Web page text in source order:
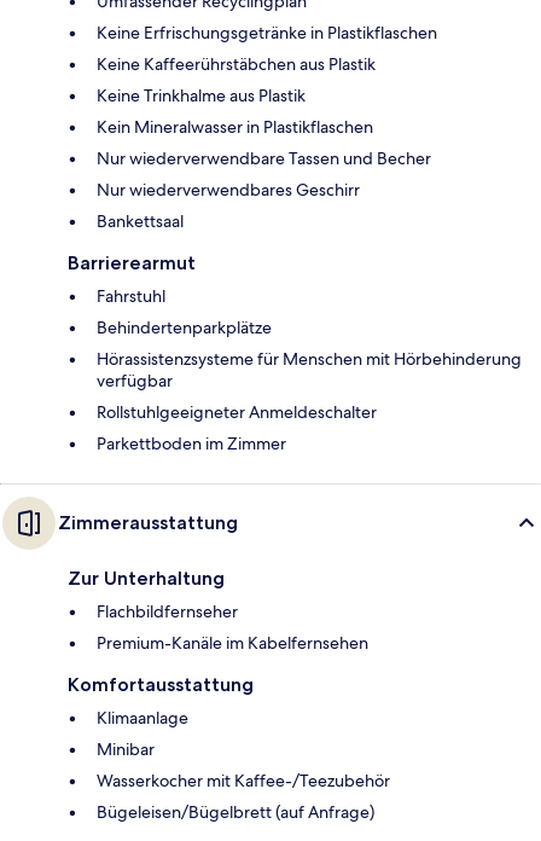
Keine Erfrischungsgetränke in Plastikflaschen
Keine Kaffeerührstäbchen aus Plastik
Keine Trinkhalme aus Plastik
Kein Mineralwasser in Plastikflaschen
Nur wiederverwendbare Tassen und Becher
Nur wiederverwendbares Geschirr
Bankettsaal
Barrierearmut
Fahrstuhl
Behindertenparkplätze
Hörassistenzsysteme für Menschen mit Hörbehinderung
verfügbar
Rollstuhlgeeigneter Anmeldeschalter
Parkettboden im Zimmer
Zimmerausstattung
Zur Unterhaltung
Flachbildfernseher
Premium-Kanäle im Kabelfernsehen
Komfortausstattung
Klimaanlage
Minibar
Wasserkocher mit Kaffee-/Teezubehör
Bügeleisen/Bügelbrett (auf Anfrage)